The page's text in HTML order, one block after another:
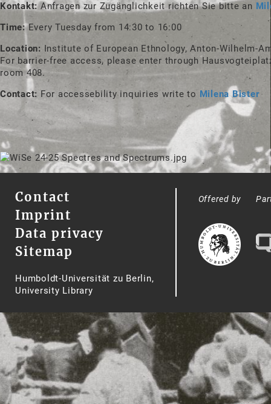
Kontakt:Anfragen zur Zugänglichkeit richten Sie bitte an
Time: Every Tuesday from 14:30 to 16:00
Location: Institute of European Ethnology, Anton-Wilhelm-
For barrier-free access, please enter through
room 408.
Contact: For accessebility inquiries write to Milena Bister
Contact
Imprint
Data privacy
Sitemap
Humboldt-Universität zu Berlin,
University Library
Offered by